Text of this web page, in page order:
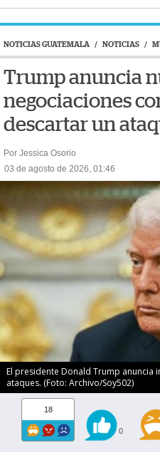
NOTICIAS GUATEMALA / NOTICIAS /
Trump anuncia
negociaciones
descartar un
Por Jessica Osorio
03 de agosto de 2026, 01:46
El presidente Donald Trump anuncia
ataques. (Foto: Archivo/Soy502)
18
0